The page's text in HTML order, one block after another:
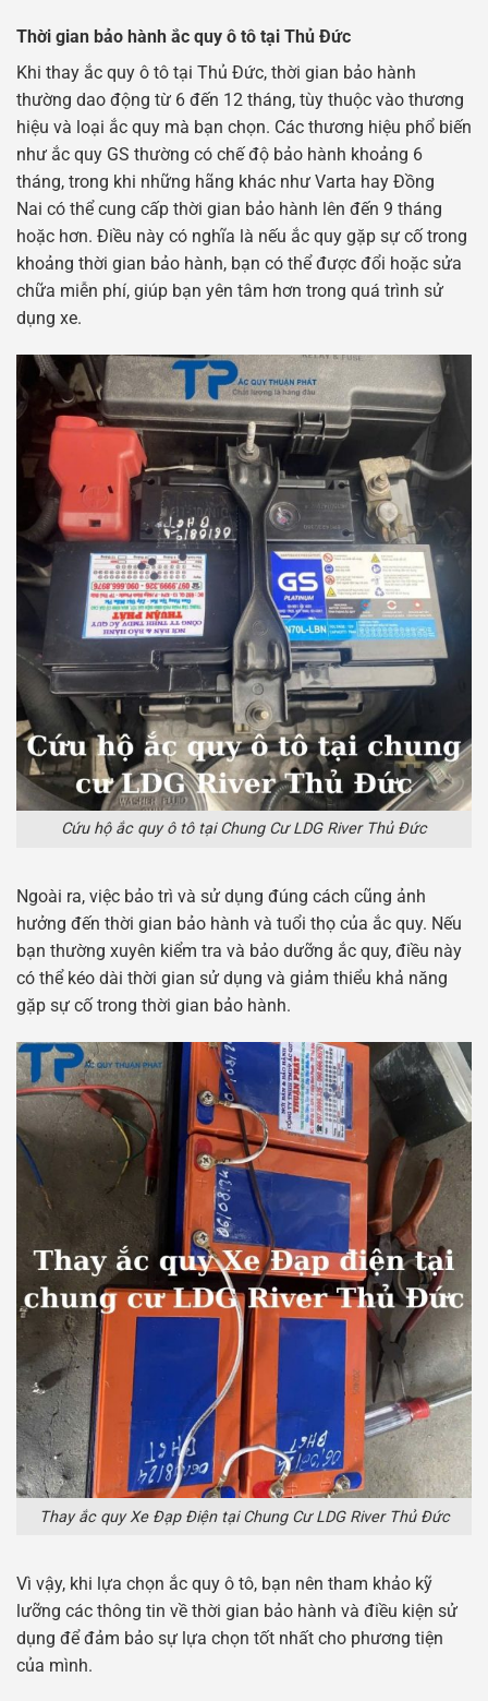
Thời gian bảo hành ắc quy ô tô tại Thủ Đức
Khi thay ắc quy ô tô tại Thủ Đức, thời gian bảo hành
thường dao động từ 6 đến 12 tháng, tùy thuộc vào thương
hiệu và loại ắc quy mà bạn chọn. Các thương hiệu phổ biến
như ắc quy GS thường có chế độ bảo hành khoảng 6
tháng, trong khi những hãng khác như Varta hay Đồng
Nai có thể cung cấp thời gian bảo hành lên đến 9 tháng
hoặc hơn. Điều này có nghĩa là nếu ắc quy gặp sự cố trong
khoảng thời gian bảo hành, bạn có thể được đổi hoặc sửa
chữa miễn phí, giúp bạn yên tâm hơn trong quá trình sử
dụng xe.
Cứu hộ ắc quy ô tô tại Chung Cư LDG River Thủ Đức
Ngoài ra, việc bảo trì và sử dụng đúng cách cũng ảnh
hưởng đến thời gian bảo hành và tuổi thọ của ắc quy. Nếu
bạn thường xuyên kiểm tra và bảo dưỡng ắc quy, điều này
có thể kéo dài thời gian sử dụng và giảm thiểu khả năng
gặp sự cố trong thời gian bảo hành.
Thay ắc quy Xe Đạp Điện tại Chung Cư LDG River Thủ Đức
Vì vậy, khi lựa chọn ắc quy ô tô, bạn nên tham khảo kỹ
lưỡng các thông tin về thời gian bảo hành và điều kiện sử
dụng để đảm bảo sự lựa chọn tốt nhất cho phương tiện
của mình.